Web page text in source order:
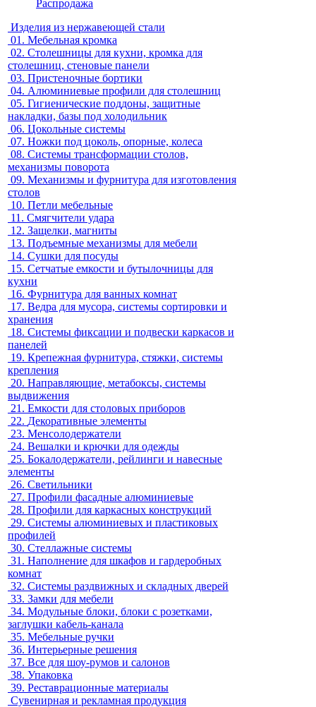
Распродажа
Изделия из нержавеющей стали
01. Мебельная кромка
02. Столешницы для кухни, кромка для
столешниц, стеновые панели
03. Пристеночные бортики
04. Алюминиевые профили для столешниц
05. Гигиенические поддоны, защитные
накладки, базы под холодильник
06. Цокольные системы
07. Ножки под цоколь, опорные, колеса
08. Системы трансформации столов,
механизмы поворота
09. Механизмы и фурнитура для изготовления
столов
10. Петли мебельные
11. Смягчители удара
12. Защелки, магниты
13. Подъемные механизмы для мебели
14. Сушки для посуды
15. Сетчатые емкости и бутылочницы для
кухни
16. Фурнитура для ванных комнат
17. Ведра для мусора, системы сортировки и
хранения
18. Системы фиксации и подвески каркасов и
панелей
19. Крепежная фурнитура, стяжки, системы
крепления
20. Направляющие, метабоксы, системы
выдвижения
21. Емкости для столовых приборов
22. Декоративные элементы
23. Менсолодержатели
24. Вешалки и крючки для одежды
25. Бокалодержатели, рейлинги и навесные
элементы
26. Светильники
27. Профили фасадные алюминиевые
28. Профили для каркасных конструкций
29. Системы алюминиевых и пластиковых
профилей
30. Стеллажные системы
31. Наполнение для шкафов и гардеробных
комнат
32. Системы раздвижных и складных дверей
33. Замки для мебели
34. Модульные блоки, блоки с розетками,
заглушки кабель-канала
35. Мебельные ручки
36. Интерьерные решения
37. Все для шоу-румов и салонов
38. Упаковка
39. Реставрационные материалы
Сувенирная и рекламная продукция